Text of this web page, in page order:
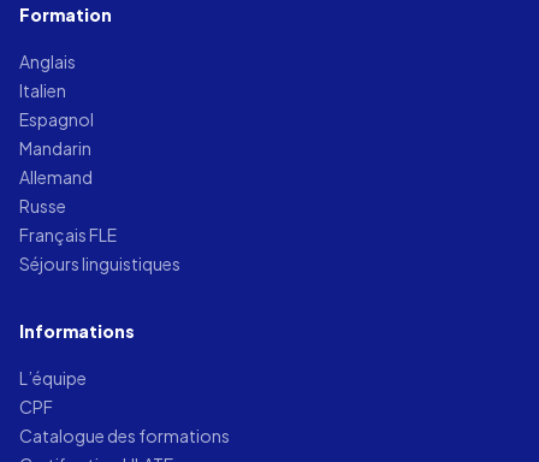
Formation
Anglais
Italien
Espagnol
Mandarin
Allemand
Russe
Français FLE
Séjours linguistiques
Informations
L’équipe
CPF
Catalogue des formations